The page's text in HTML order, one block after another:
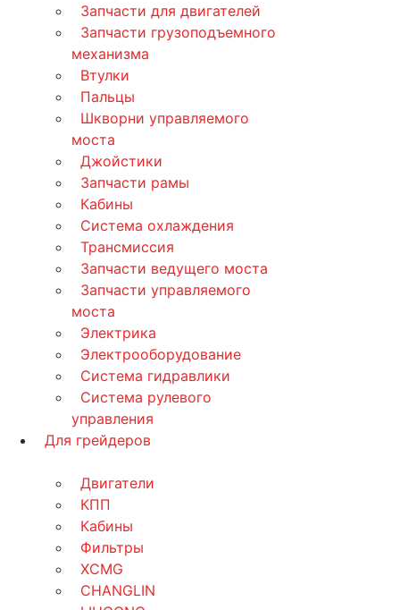
Запчасти для двигателей
Запчасти грузоподъемного
механизма
Втулки
Пальцы
Шкворни управляемого
моста
Джойстики
Запчасти рамы
Кабины
Система охлаждения
Трансмиссия
Запчасти ведущего моста
Запчасти управляемого
моста
Электрика
Электрооборудование
Система гидравлики
Система рулевого
управления
Для грейдеров
Двигатели
КПП
Кабины
Фильтры
XCMG
CHANGLIN